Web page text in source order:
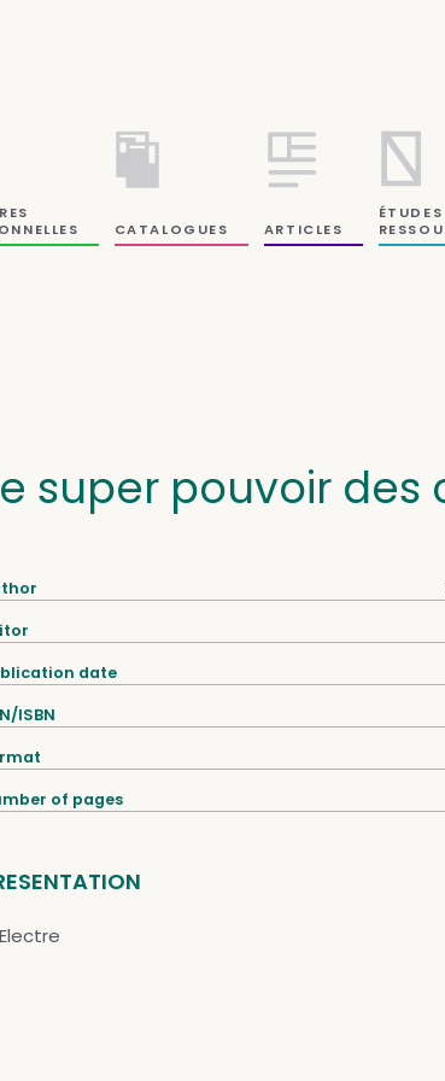
CATALOGUES ARTICLES
super pouvoir des
date
ISBN
of pages